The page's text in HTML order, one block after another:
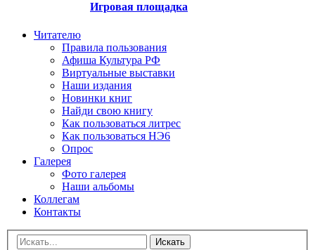
Игровая площадка
Читателю
Правила пользования
Афиша Культура РФ
Виртуальные выставки
Наши издания
Новинки книг
Найди свою книгу
Как пользоваться литрес
Как пользоваться НЭ6
Опрос
Галерея
Фото галерея
Наши альбомы
Коллегам
Контакты
Искать